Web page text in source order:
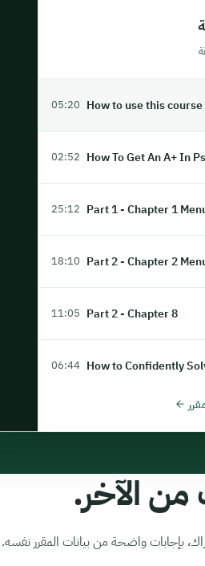
How to use this course
05:20
How To Get An A+ In
02:52
Part 1 - Chapter 1
25:12
Part 2 - Chapter 2
18:10
Part 2 - Chapter 8
11:05
How to Confidently
06:44
من الآخر.
بإجابات واضحة من بيانات المقرر نفسه.